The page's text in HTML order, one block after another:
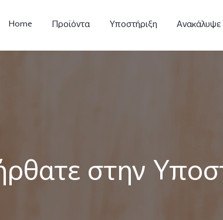
Home Προϊόντα Υποστήριξη Ανακάλυψε
στην